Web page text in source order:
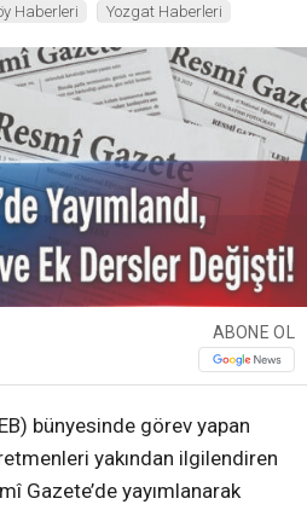
Haberleri Yozgat Haberleri
ABONE OL
bünyesinde görev yapan
yakından ilgilendiren
Gazete’de yayımlanarak